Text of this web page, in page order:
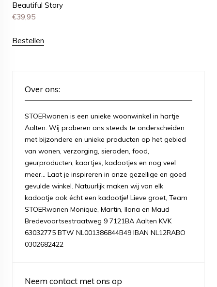
Beautiful Story
€39,95
Bestellen
Over ons:
STOERwonen is een unieke woonwinkel in hartje
Aalten. Wij proberen ons steeds te onderscheiden
met bijzondere en unieke producten op het gebied
van wonen, verzorging, sieraden, food,
geurproducten, kaartjes, kadootjes en nog veel
meer... Laat je inspireren in onze gezellige en goed
gevulde winkel. Natuurlijk maken wij van elk
kadootje ook écht een kadootje! Lieve groet, Team
STOERwonen Monique, Martin, Ilona en Maud
Bredevoortsestraatweg 9 7121BA Aalten KVK
63032775 BTW NL001386844B49 IBAN NL12RABO
0302682422
Neem contact met ons op